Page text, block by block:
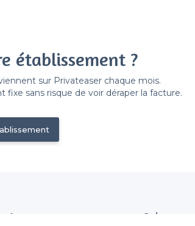
établissement ?
sur Privateaser chaque mois.
sans risque de voir déraper la facture.
Suivez nous